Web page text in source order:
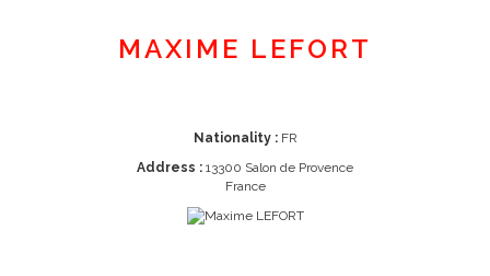
MAXIME LEFORT
Nationality :FR
Address : 13300 Salon de Provence
France